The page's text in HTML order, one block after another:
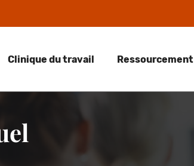
Clinique du travail Ressourcement